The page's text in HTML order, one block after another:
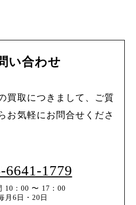
い合わせ
買取につきまして、ご質
お気軽にお問合せくださ
6641-1779
10：00 〜 17：00
月6日・20日